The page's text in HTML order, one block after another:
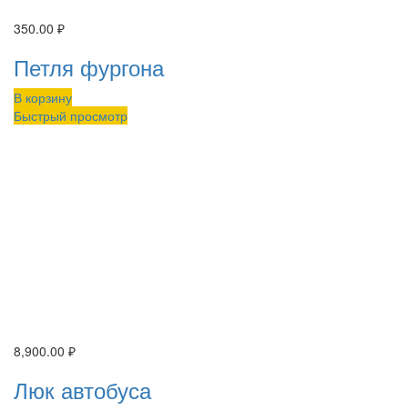
350.00 ₽
Петля фургона
В корзину
Быстрый просмотр
8,900.00 ₽
Люк автобуса